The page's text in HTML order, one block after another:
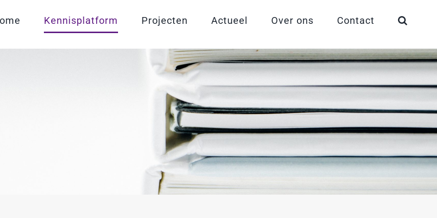
Kennisplatform Projecten Actueel Over ons Contact